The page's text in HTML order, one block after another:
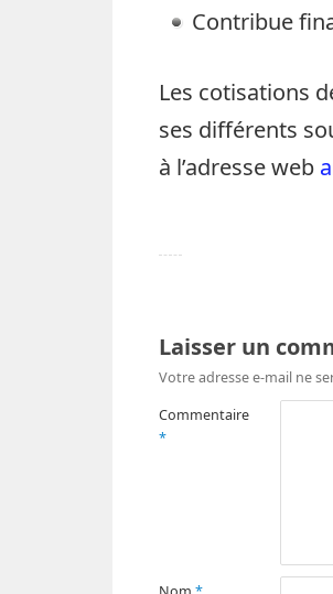
Contribue
Les cotisations
ses différents
à l’adresse web
Laisser un
Votre adresse e-mail ne
Commentaire
*